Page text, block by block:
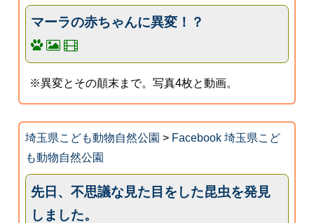
マーラの赤ちゃんに異変！？
※異変とその顛末まで。写真4枚と動画。
埼玉県こども動物自然公園 > Facebook 埼玉県こど
も動物自然公園
先日、不思議な見た目をした昆虫を発見
しました。